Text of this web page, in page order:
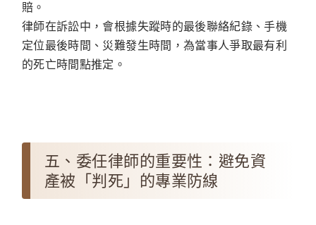
賠。
律師在訴訟中，會根據失蹤時的最後聯絡紀錄、手機
定位最後時間、災難發生時間，為當事人爭取最有利
的死亡時間點推定。
五、委任律師的重要性：避免資
產被「判死」的專業防線